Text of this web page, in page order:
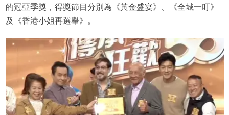
的冠亞季獎，得獎節目分別為《黃金盛宴》、《全城一叮》
及《香港小姐再選舉》。